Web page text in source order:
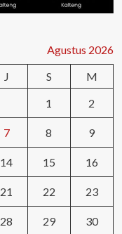
Agustus 2026
J S
M
1
2
7 8 9
14 15 16
21 22 23
28 29 30